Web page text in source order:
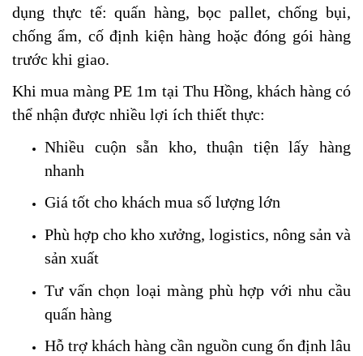
dụng thực tế: quấn hàng, bọc pallet, chống bụi,
chống ẩm, cố định kiện hàng hoặc đóng gói hàng
trước khi giao.
Khi mua màng PE 1m tại Thu Hồng, khách hàng có
thể nhận được nhiều lợi ích thiết thực:
Nhiều cuộn sẵn kho, thuận tiện lấy hàng
nhanh
Giá tốt cho khách mua số lượng lớn
Phù hợp cho kho xưởng, logistics, nông sản và
sản xuất
Tư vấn chọn loại màng phù hợp với nhu cầu
quấn hàng
Hỗ trợ khách hàng cần nguồn cung ổn định lâu